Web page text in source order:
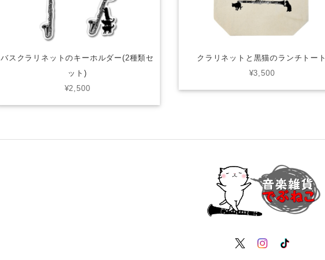
バスクラリネットのキーホルダー(2種類セ
ット)
¥2,500
クラリネットと黒猫のランチトート
¥3,500